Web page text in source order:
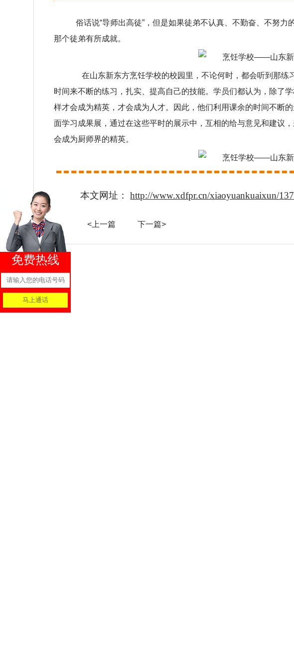
俗话说“导师出高徒”，但是如果徒弟不认真、不勤奋、不努
那个徒弟有所成就。
在山东新东方烹饪学校的校园里，不论何时，都会听到那练
时间来不断的练习，扎实、提高自己的技能。学员们都认为，除了
样才会成为精英，才会成为人才。因此，他们利用课余的时间不断
面学习成果展，通过在这些平时的展示中，互相的给与意见和建议
会成为厨师界的精英。
本文网址： http://www.xdfpr.cn/xiaoyuankuaixun/
<上一篇 下一篇>
免费热线